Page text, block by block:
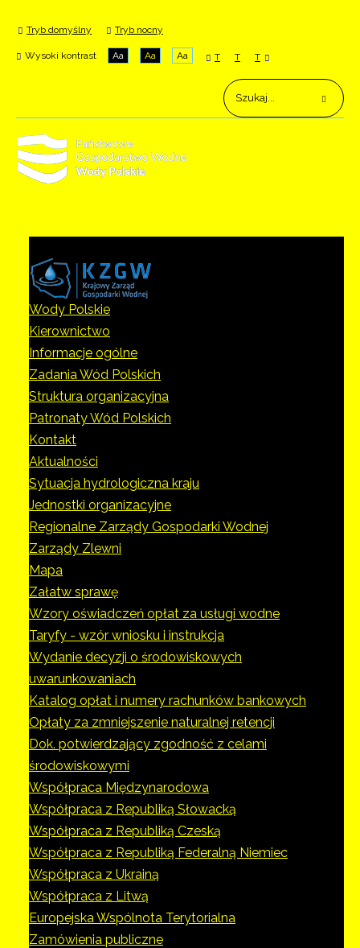
Tryb domyślny Tryb nocny
Wysoki kontrast Aa Aa Aa T T T
Wody Polskie
Kierownictwo
Informacje ogólne
Zadania Wód Polskich
Struktura organizacyjna
Patronaty Wód Polskich
Kontakt
Aktualności
Sytuacja hydrologiczna kraju
Jednostki organizacyjne
Regionalne Zarządy Gospodarki Wodnej
Zarządy Zlewni
Mapa
Załatw sprawę
Wzory oświadczeń opłat za usługi wodne
Taryfy - wzór wniosku i instrukcja
Wydanie decyzji o środowiskowych
uwarunkowaniach
Katalog opłat i numery rachunków bankowych
Opłaty za zmniejszenie naturalnej retencji
Dok. potwierdzający zgodność z celami
środowiskowymi
Współpraca Międzynarodowa
Współpraca z Republiką Słowacką
Współpraca z Republiką Czeską
Współpraca z Republiką Federalną Niemiec
Współpraca z Ukrainą
Współpraca z Litwą
Europejska Wspólnota Terytorialna
Zamówienia publiczne